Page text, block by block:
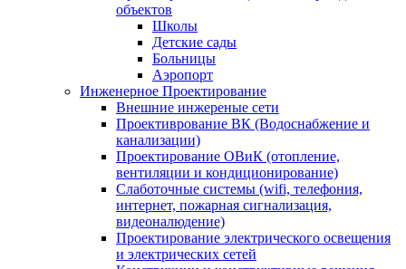
объектов
Школы
Детские сады
Больницы
Аэропорт
Инженерное Проектирование
Внешние инжереные сети
Проективрование ВК (Водоснабжение и
канализации)
Проектирование ОВиК (отопление,
вентиляции и кондиционирование)
Слаботочные системы (wifi, телефония,
интернет, пожарная сигнализация,
видеоналюдение)
Проектирование электрического освещения
и электрических сетей